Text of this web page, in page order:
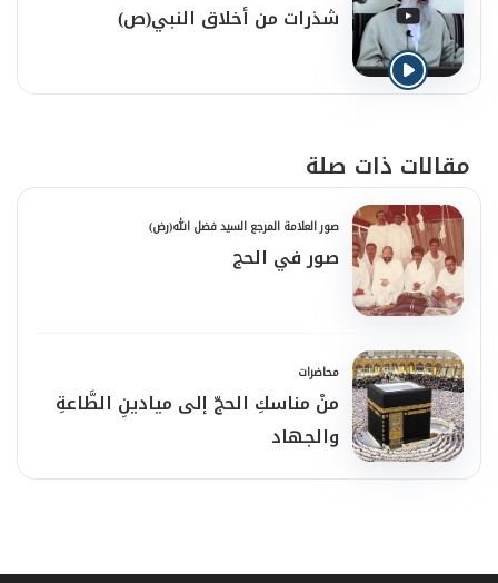
شذرات من أخلاق النبي(ص)
مقالات ذات صلة
صور العلامة المرجع السيد فضل الله(رض)
صور في الحج
محاضرات
منْ مناسكِ الحجّ إلى ميادينِ الطَّاعةِ
والجهاد